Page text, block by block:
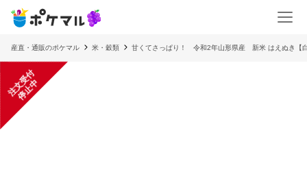
産直・通販のポケマル 米・穀類 甘くてさっぱり！ 令和2年山形県産 新米 はえぬき【
注
文
受
付
停
止
中